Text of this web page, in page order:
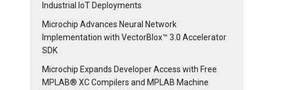
Industrial IoT Deployments
Microchip Advances Neural Network
Implementation with VectorBlox™ 3.0 Accelerator
SDK
Microchip Expands Developer Access with Free
MPLAB® XC Compilers and MPLAB Machine